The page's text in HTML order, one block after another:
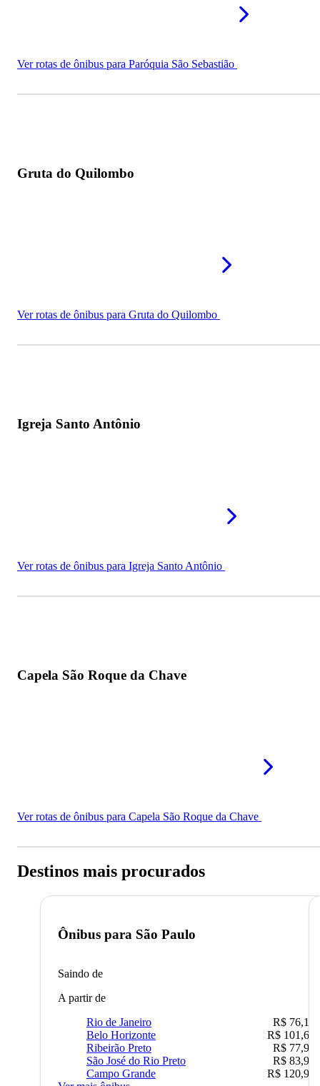
Ver rotas de ônibus para Paróquia São Sebastião
Gruta do Quilombo
Ver rotas de ônibus para Gruta do Quilombo
Igreja Santo Antônio
Ver rotas de ônibus para Igreja Santo Antônio
Capela São Roque da Chave
Ver rotas de ônibus para Capela São Roque da Chave
Destinos mais procurados
Ônibus para São Paulo
Saindo de
A partir de
Rio de Janeiro
R$ 76,10
Belo Horizonte
R$ 101,67
Ribeirão Preto
R$ 77,90
São José do Rio Preto
R$ 83,90
Campo Grande
R$ 120,90